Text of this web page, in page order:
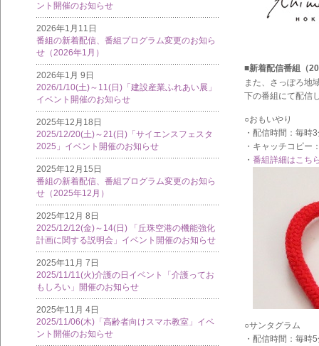
ント開催のお知らせ
2026年1月11日
番組の新着配信、番組プログラム変更のお知ら
せ（2026年1月）
2026年1月 9日
2026/1/10(土)～11(日)「建設産業ふれあい展」
イベント開催のお知らせ
2025年12月18日
2025/12/20(土)～21(日)「サイエンスフェスタ
2025」イベント開催のお知らせ
2025年12月15日
番組の新着配信、番組プログラム変更のお知ら
せ（2025年12月）
2025年12月 8日
2025/12/12(金)～14(日) 「丘珠空港の機能強化
計画に関する説明会」イベント開催のお知らせ
2025年11月 7日
2025/11/11(火)介護の日イベント「介護ってお
もしろい」開催のお知らせ
2025年11月 4日
2025/11/06(木)「高齢者向けスマホ教室」イベ
ント開催のお知らせ
■新着配信番組（
また、さっぽろ地
下の番組にて配信
○おもいやり
・配信時間：毎時
・キャッチコピー
・ 番組詳細はこち
○サンタグラム
・配信時間：毎時